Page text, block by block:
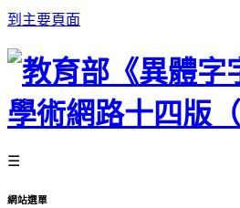
到主要頁面
☰
網站選單